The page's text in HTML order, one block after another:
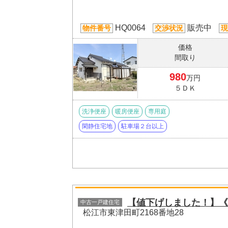
物件番号 HQ0064 交渉状況 販売中
価格
間取り
980万円
５ＤＫ
洗浄便座 暖房便座 専用庭
閑静住宅地 駐車場２台以上
中古一戸建住宅 【値下げしました！】
松江市東津田町2168番地28